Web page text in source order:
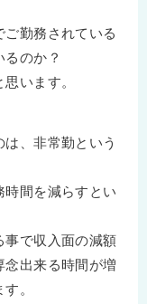
勤務されている
のか？
います。
、非常勤という
間を減らすとい
事で収入面の減額
念出来る時間が増
。